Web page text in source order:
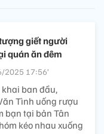
giết người
quán ăn đêm
2025 17:56’
khai ban đầu,
Tình uống rượu
bạn tại bản Tân
kéo nhau xuống